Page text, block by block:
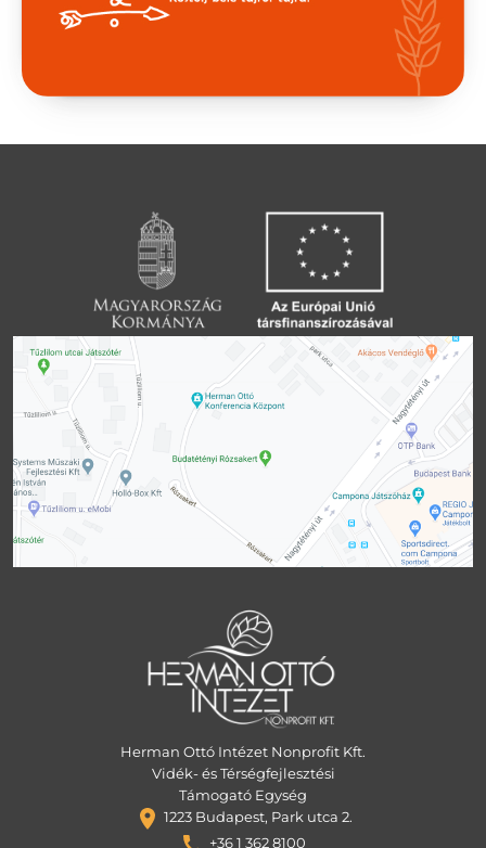
Herman Ottó Intézet Nonprofit Kft.
Vidék- és Térségfejlesztési
Támogató Egység
1223 Budapest, Park utca 2.
+36 1 362 8100